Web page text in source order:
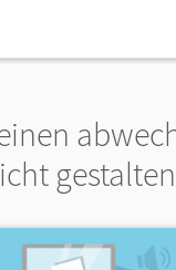
gestalten